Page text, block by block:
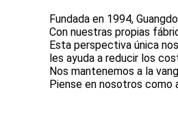
Fundada en 1994,
Con nuestras propias
Esta perspectiva única
les ayuda a reducir los
Nos mantenemos a la
Piense en nosotros como